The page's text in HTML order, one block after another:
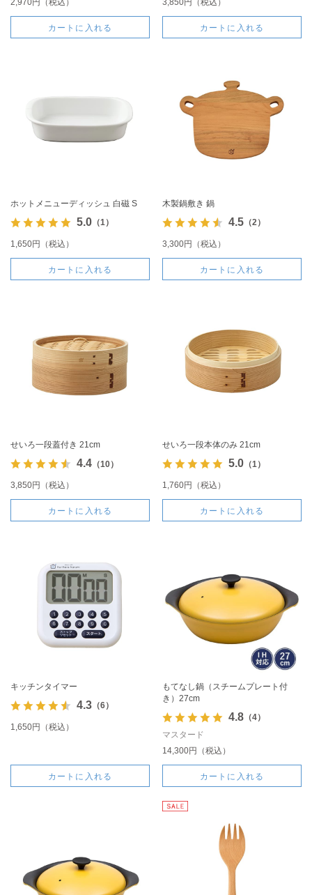
2,970円（税込）
カートに入れる
3,850円（税込）
カートに入れる
ホットメニューディッシュ 白磁 S
5.0（1）
1,650円（税込）
カートに入れる
木製鍋敷き 鍋
4.5（2）
3,300円（税込）
カートに入れる
せいろ一段蓋付き 21cm
4.4（10）
3,850円（税込）
カートに入れる
せいろ一段本体のみ 21cm
5.0（1）
1,760円（税込）
カートに入れる
キッチンタイマー
4.3（6）
1,650円（税込）
カートに入れる
もてなし鍋（スチームプレート付
き）27cm
4.8（4）
マスタード
14,300円（税込）
カートに入れる